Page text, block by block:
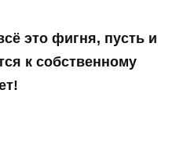
это фигня, пусть и
к собственному